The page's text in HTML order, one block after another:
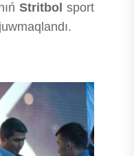
Stritbol sport